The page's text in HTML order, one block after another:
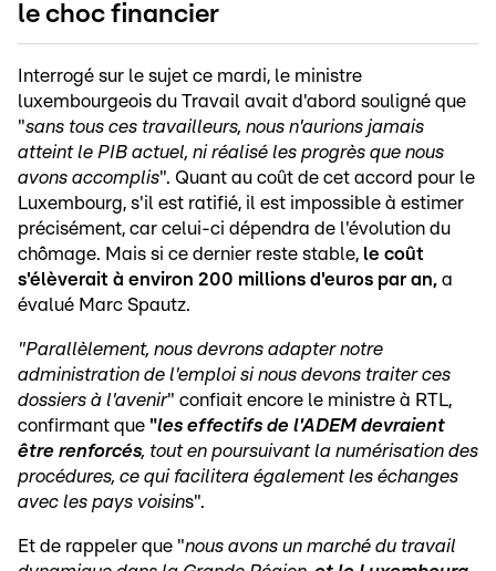
le choc financier
Interrogé sur le sujet ce mardi, le ministre
luxembourgeois du Travail avait d'abord souligné que
"sans tous ces travailleurs, nous n'aurions jamais
atteint le PIB actuel, ni réalisé les progrès que nous
avons accomplis". Quant au coût de cet accord pour le
Luxembourg, s'il est ratifié, il est impossible à estimer
précisément, car celui-ci dépendra de l'évolution du
chômage. Mais si ce dernier reste stable, le coût
s'élèverait à environ 200 millions d'euros par an, a
évalué Marc Spautz.
"Parallèlement, nous devrons adapter notre
administration de l'emploi si nous devons traiter ces
dossiers à l'avenir" confiait encore le ministre à RTL,
confirmant que "les effectifs de l'ADEM devraient
être renforcés, tout en poursuivant la numérisation des
procédures, ce qui facilitera également les échanges
avec les pays voisins".
Et de rappeler que "nous avons un marché du travail